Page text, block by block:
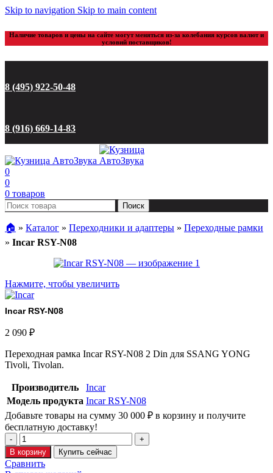
Skip to navigation Skip to main content
Наличие товаров и цены на сайте могут меняться из-за колебания курсов валют и
условий поставщиков!
8 (495) 922-50-48
8 (916) 669-14-83
0
0
0 товаров
Поиск
🏠︎ » Каталог » Переходники и адаптеры » Переходные рамки
» Incar RSY-N08
Нажмите, чтобы увеличить
Incar RSY-N08
2 090 ₽
Переходная рамка Incar RSY-N08 2 Din для SSANG YONG
Tivoli, Tivolan.
Производитель
Incar
Модель продукта Incar RSY-N08
Добавьте товары на сумму 30 000 ₽ в корзину и получите
бесплатную доставку!
В корзину Купить сейчас
Сравнить